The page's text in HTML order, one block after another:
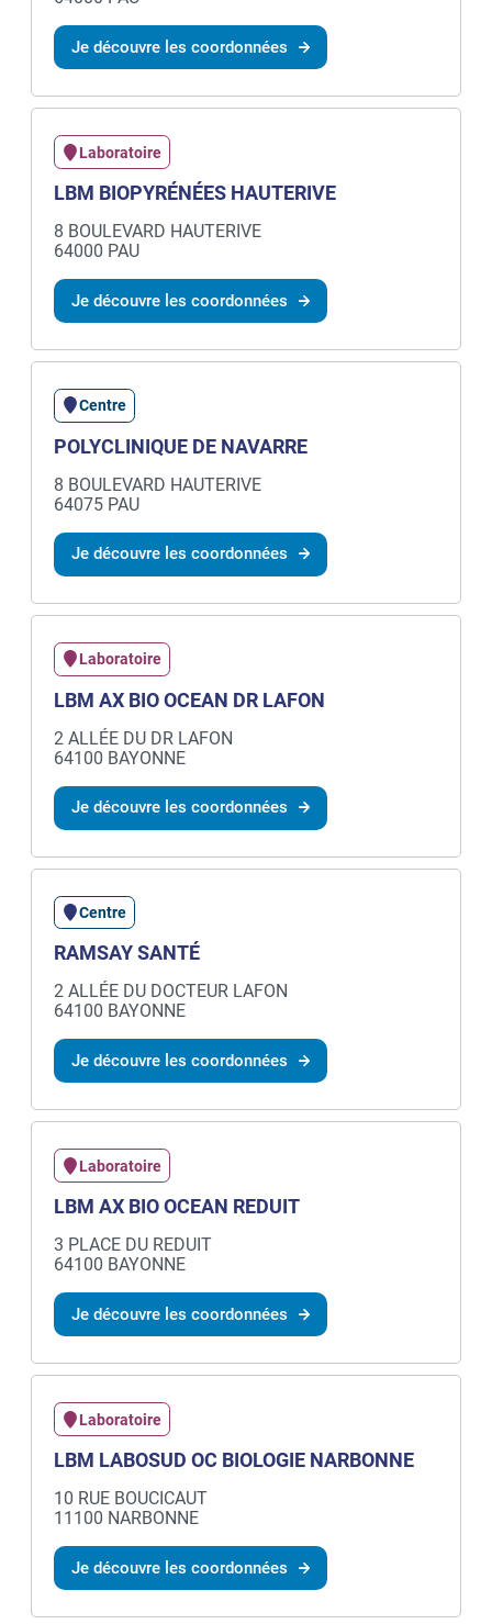
Je découvre les coordonnées
Laboratoire
LBM BIOPYRÉNÉES HAUTERIVE
8 BOULEVARD HAUTERIVE
64000 PAU
Je découvre les coordonnées
Centre
POLYCLINIQUE DE NAVARRE
8 BOULEVARD HAUTERIVE
64075 PAU
Je découvre les coordonnées
Laboratoire
LBM AX BIO OCEAN DR LAFON
2 ALLÉE DU DR LAFON
64100 BAYONNE
Je découvre les coordonnées
Centre
RAMSAY SANTÉ
2 ALLÉE DU DOCTEUR LAFON
64100 BAYONNE
Je découvre les coordonnées
Laboratoire
LBM AX BIO OCEAN REDUIT
3 PLACE DU REDUIT
64100 BAYONNE
Je découvre les coordonnées
Laboratoire
LBM LABOSUD OC BIOLOGIE NARBONNE
10 RUE BOUCICAUT
11100 NARBONNE
Je découvre les coordonnées